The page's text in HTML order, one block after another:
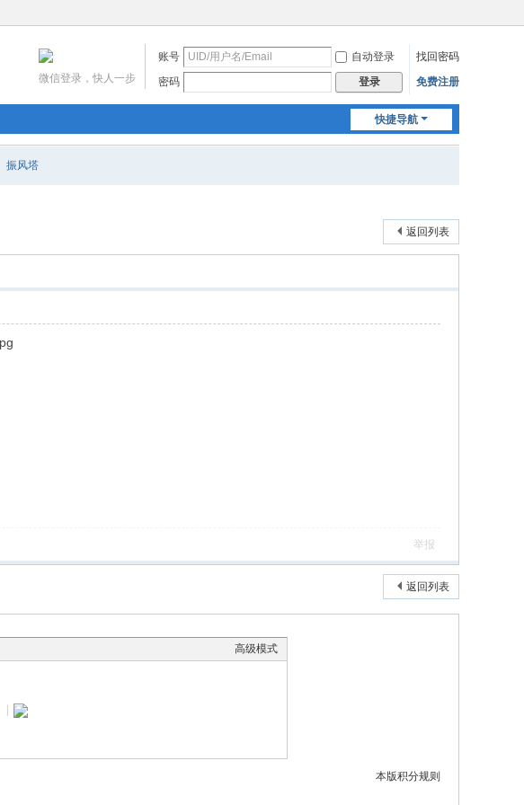
账号 自动登录
找回密码
密码
登录 免费注册
微信登录，快人一步
快捷导航
振风塔
返回列表
举报
返回列表
高级模式
本版积分规则